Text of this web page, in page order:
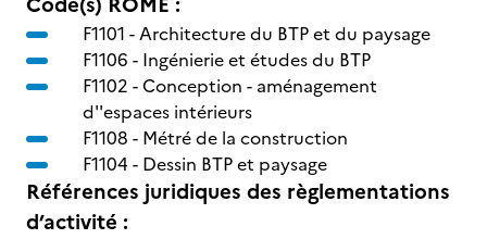
F1101 -Architecture du BTP et du paysage
F1106 - Ingénierie et études du BTP
F1102 -Conception - aménagement
d''espaces intérieurs
F1108 - Métré de la construction
F1104 - Dessin BTP et paysage
Références juridiques des règlementations
d’activité :